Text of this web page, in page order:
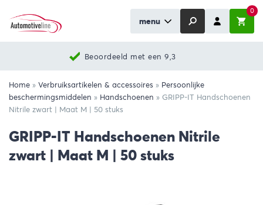
menu
0
Beoordeeld met een 9,3
Home » Verbruiksartikelen & accessoires » Persoonlijke
beschermingsmiddelen » Handschoenen » GRIPP-IT Handschoenen
Nitrile zwart | Maat M | 50 stuks
GRIPP-IT Handschoenen Nitrile
zwart | Maat M | 50 stuks